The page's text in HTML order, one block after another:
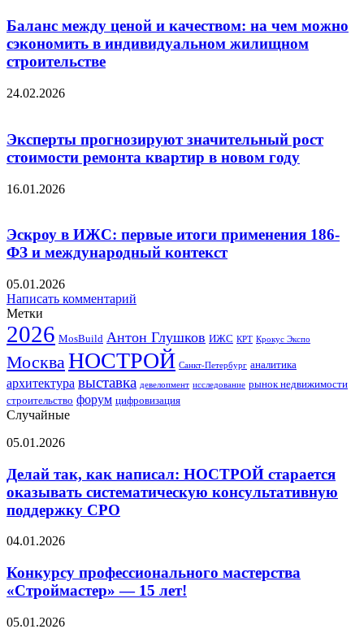
Баланс между ценой и качеством: на чем можно
сэкономить в индивидуальном жилищном
строительстве
24.02.2026
Эксперты прогнозируют значительный рост
стоимости ремонта квартир в новом году
16.01.2026
Эскроу в ИЖС: первые итоги применения 186-
ФЗ и международный контекст
05.01.2026
Написать комментарий
Метки
2026 MosBuild Антон Глушков ИЖС КРТ Крокус Экспо
МоскваНОСТРОЙ Санкт-Петербург аналитика
архитектура выставка девелопмент исследование рынок недвижимости
строительство форум цифровизация
Случайные
Делай
как
написал:
НОСТРОЙ
старается
систематическую
поддержку
СРО
05.01.2026
Делай так, как написал: НОСТРОЙ старается
оказывать систематическую консультативную
поддержку СРО
Конкурсу
мастерства
«Строймастер»
—
лет!
04.01.2026
Конкурсу профессионального мастерства
«Строймастер» — 15 лет!
Отдыхаем
05.01.2026